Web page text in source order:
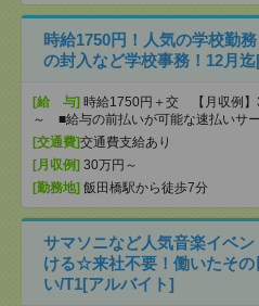
時給1750円！人気の学校勤
の封入など学校事務！12月
[給 与] 時給1750円＋交 【月収例】
～ ■給与の前払いが可能な速払いサ
[交通費]交通費支給あり
[月収例] 30万円～
[勤務地] 飯田橋駅から徒歩7分
サマソニなど人気音楽イベ
ける☆来社不要！働いたその
い/T1[アルバイト]